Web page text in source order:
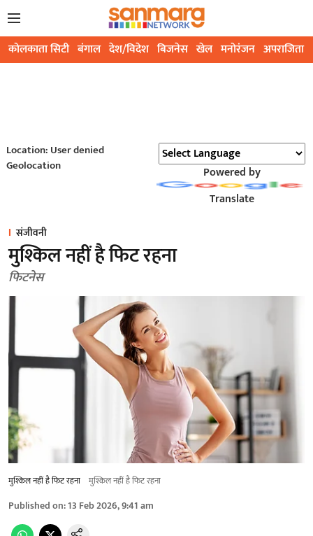
कोलकाता सिटी बंगाल देश/विदेश बिजनेस खेल मनोरंजन अपराजिता
Location: User denied
Geolocation
Powered by
Translate
संजीवनी
मुश्किल नहीं है फिट रहना
फिटनेस
मुश्किल नहीं है फिट रहना मुश्किल नहीं है फिट रहना
Published on:13 Feb 2026, 9:41 am